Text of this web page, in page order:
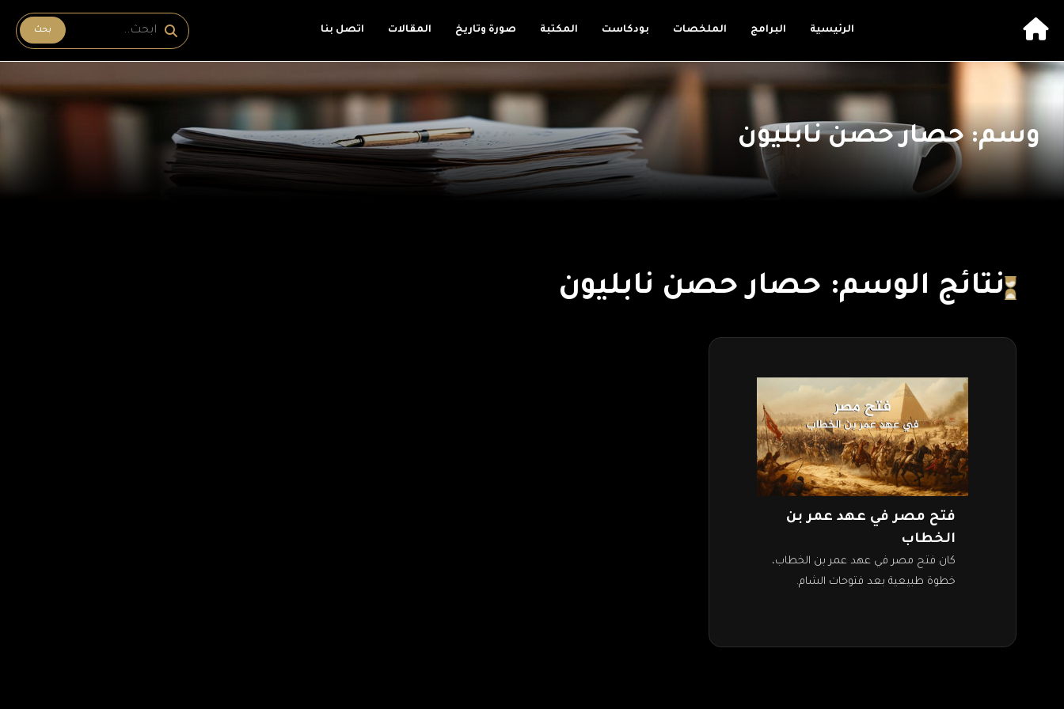
الرئيسية البرامج الملخصات بودكاست المكتبة صورة وتاريخ المقالات اتصل بنا بحث
وسم: حصار حصن نابليون
نتائج الوسم: حصار حصن نابليون
فتح مصر في عهد عمر بن
الخطاب
كان فتح مصر في عهد عمر بن الخطاب،
خطوة طبيعية بعد فتوحات الشام.